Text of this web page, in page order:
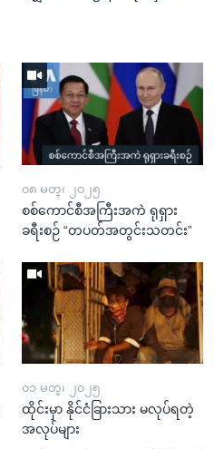
၀၈ မတ္၊ ၂၀၂၅
စစ်ကောင်စီအကြီးအကဲ ရုရှား
ခရီးစဉ် “တပတ်အတွင်းသတင်း”
၀၁ မတ္၊ ၂၀၂၅
ထိုင်းမှာ နိုင်ငံခြားသား မလုပ်ရတဲ့
အလုပ်များ